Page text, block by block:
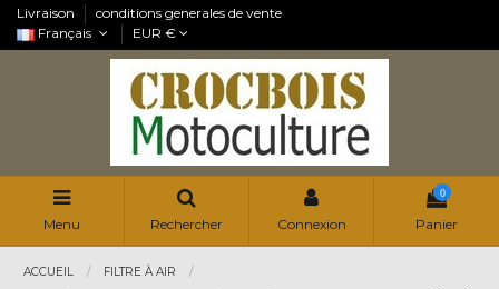
Livraison
conditions generales de vente
Français
EUR €
Menu Rechercher Connexion
0
Panier
ACCUEIL
FILTRE À AIR